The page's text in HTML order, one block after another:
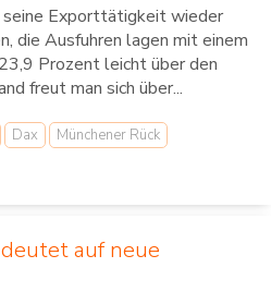
seine Exporttätigkeit wieder
die Ausfuhren lagen mit einem
Prozent leicht über den
freut man sich über...
Dax
Münchener Rück
auf neue